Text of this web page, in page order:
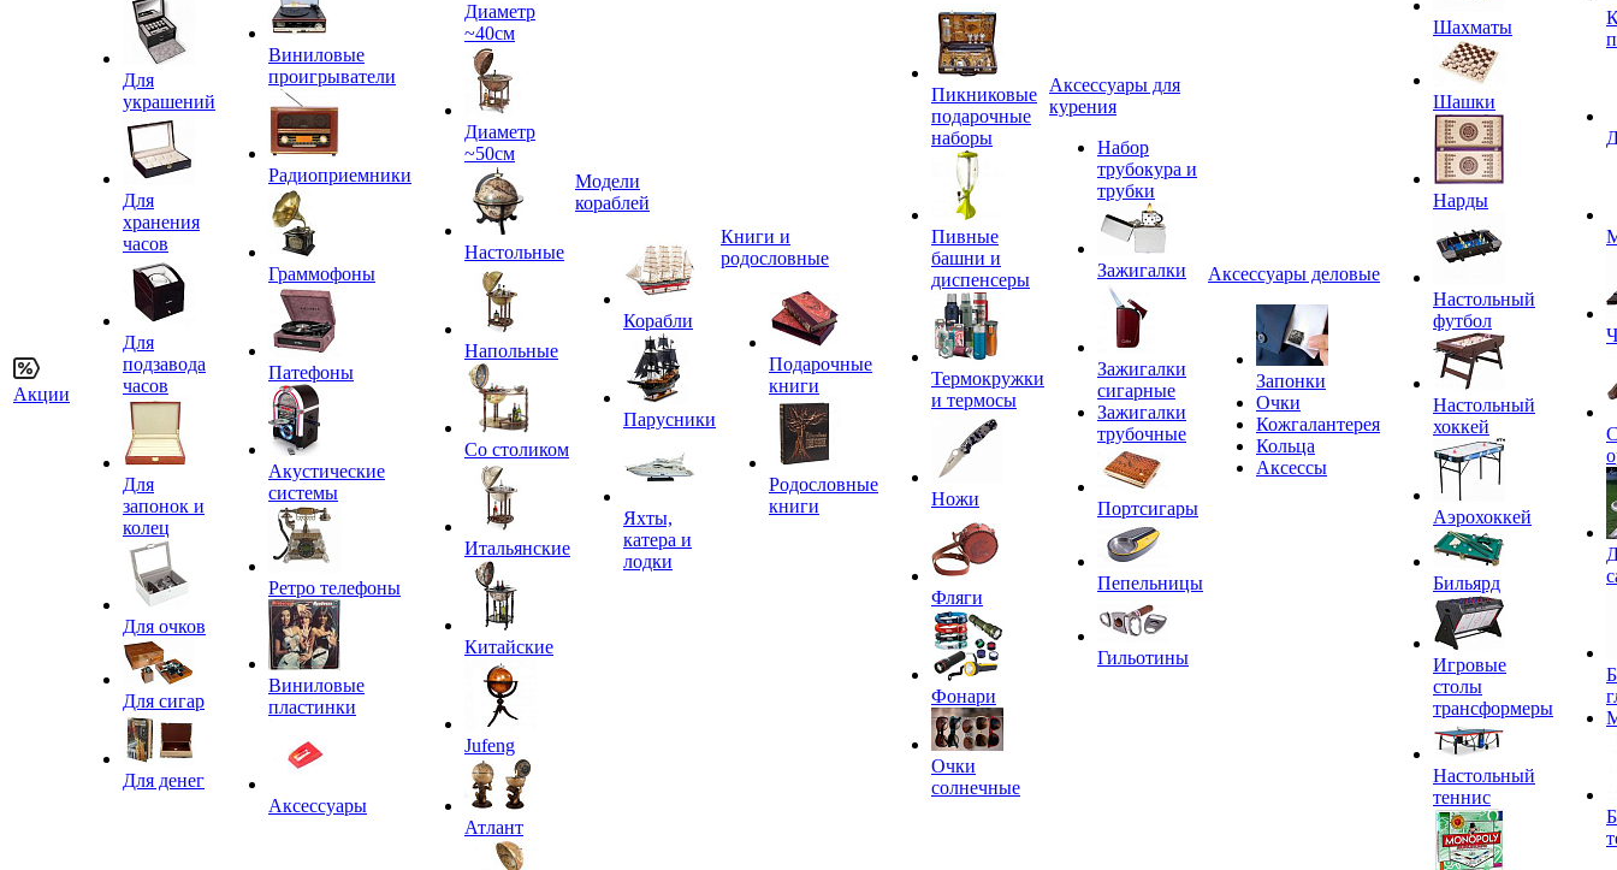
Акции
Для
украшений
Для
хранения
часов
Для
подзавода
часов
Для
запонок и
колец
Для очков
Для сигар
Для денег
Виниловые
проигрыватели
Радиоприемники
Граммофоны
Патефоны
Акустические
системы
Ретро телефоны
Виниловые
пластинки
Аксессуары
Диаметр
~40см
Диаметр
~50см
Настольные
Напольные
Со столиком
Итальянские
Китайские
Jufeng
Атлант
Модели
кораблей
Корабли
Парусники
Яхты,
катера и
лодки
Книги и
родословные
Подарочные
книги
Родословные
книги
Пикниковые
подарочные
наборы
Пивные
башни и
диспенсеры
Термокружки
и термосы
Ножи
Фляги
Фонари
Очки
солнечные
Аксессуары для
курения
Набор
трубокура и
трубки
Зажигалки
Зажигалки
сигарные
Зажигалки
трубочные
Портсигары
Пепельницы
Гильотины
Аксессуары деловые
Запонки
Очки
Кожгалантерея
Кольца
Аксессы
Шахматы
Шашки
Нарды
Настольный
футбол
Настольный
хоккей
Аэрохоккей
Бильярд
Игровые
столы
трансформеры
Настольный
теннис